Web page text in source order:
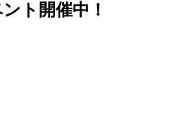
ト開催中！